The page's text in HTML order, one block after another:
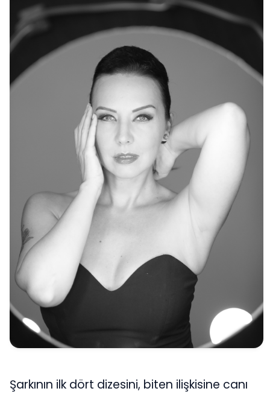
Şarkının ilk dört dizesini, biten ilişkisine canı